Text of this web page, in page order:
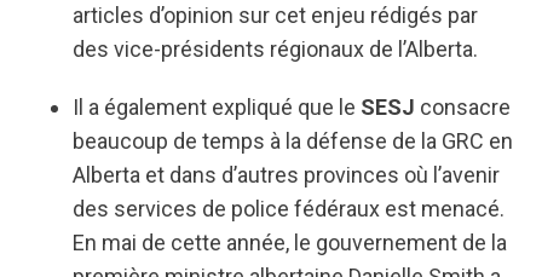
articles d’opinion sur cet enjeu rédigés par
des vice-présidents régionaux de l’Alberta.
Il a également expliqué que le SESJ consacre
beaucoup de temps à la défense de la GRC en
Alberta et dans d’autres provinces où l’avenir
des services de police fédéraux est menacé.
En mai de cette année, le gouvernement de la